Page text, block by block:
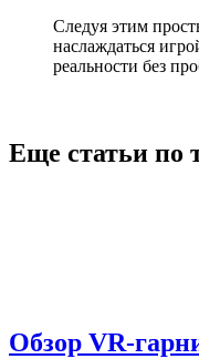
Следуя этим
наслаждаться
реальности без
Еще статьи по
Обзор VR-